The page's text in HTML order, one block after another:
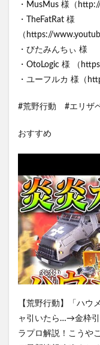
・MusMus 様（
・TheFatRat 様
（https://
・びたみんちぃ 様
・OtoLogic 様 （
・ユーフルカ 様（
#荒野行動 #エリ
おすすめ
【荒野行動】「ハウ
ャ引いたら…→金枠
ラプロ解説！こうや